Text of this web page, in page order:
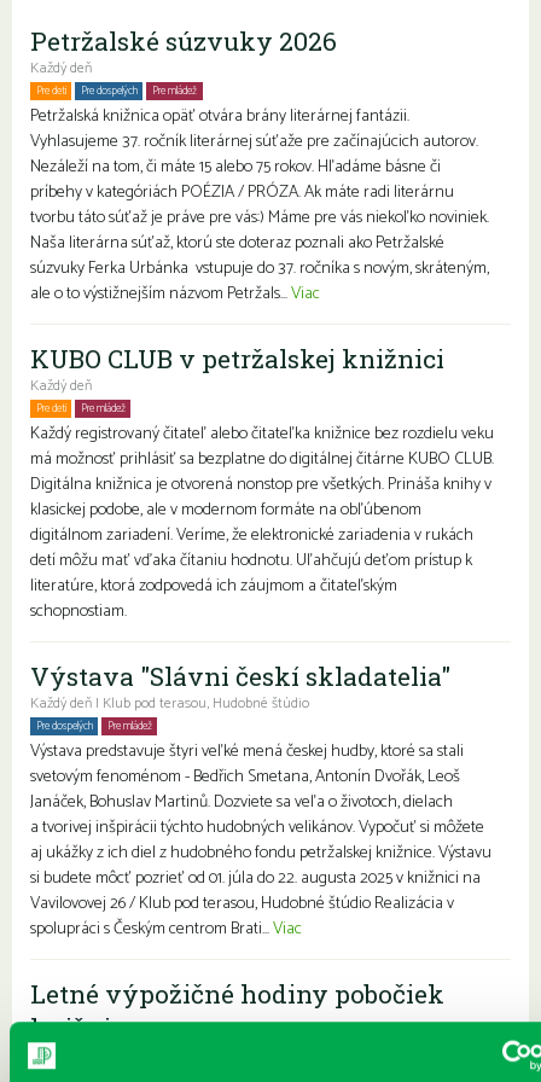
Petržalské súzvuky 2026
Každý deň
Pre deti Pre dospelých Pre mládež
Petržalská knižnica opäť otvára brány literárnej fantázii.
Vyhlasujeme 37. ročník literárnej súťaže pre začínajúcich autorov.
Nezáleží na tom, či máte 15 alebo 75 rokov. Hľadáme básne či
príbehy v kategóriách POÉZIA / PRÓZA. Ak máte radi literárnu
tvorbu táto súťaž je práve pre vás:) Máme pre vás niekoľko noviniek.
Naša literárna súťaž, ktorú ste doteraz poznali ako Petržalské
súzvuky Ferka Urbánka vstupuje do 37. ročníka s novým, skráteným,
ale o to výstižnejším názvom Petržals...Viac
KUBO CLUB v petržalskej knižnici
Každý deň
Pre deti Pre mládež
Každý registrovaný čitateľ alebo čitateľka knižnice bez rozdielu veku
má možnosť prihlásiť sa bezplatne do digitálnej čitárne KUBO CLUB.
Digitálna knižnica je otvorená nonstop pre všetkých. Prináša knihy v
klasickej podobe, ale v modernom formáte na obľúbenom
digitálnom zariadení. Veríme, že elektronické zariadenia v rukách
detí môžu mať vďaka čítaniu hodnotu. Uľahčujú deťom prístup k
literatúre, ktorá zodpovedá ich záujmom a čitateľským
schopnostiam.
Výstava "Slávni českí skladatelia"
Každý deň | Klub pod terasou, Hudobné štúdio
Pre dospelých Pre mládež
Výstava predstavuje štyri veľké mená českej hudby, ktoré sa stali
svetovým fenoménom - Bedřich Smetana, Antonín Dvořák, Leoš
Janáček, Bohuslav Martinů. Dozviete sa veľa o životoch, dielach
a tvorivej inšpirácii týchto hudobných velikánov. Vypočuť si môžete
aj ukážky z ich diel z hudobného fondu petržalskej knižnice. Výstavu
si budete môcť pozrieť od 01. júla do 22. augusta 2025 v knižnici na
Vavilovovej 26 / Klub pod terasou, Hudobné štúdio Realizácia v
spolupráci s Českým centrom Brati...Viac
Letné výpožičné hodiny pobočiek
knižnice
Každý deň |